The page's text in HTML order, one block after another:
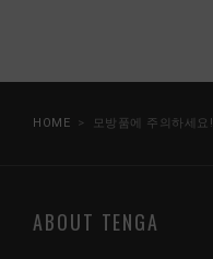
HOME 모방품에 주의하세요!
ABOUT TENGA